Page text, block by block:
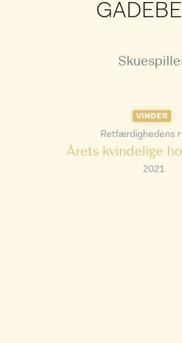
VINDER
Retfærdighedens
Årets kvindelige
2021